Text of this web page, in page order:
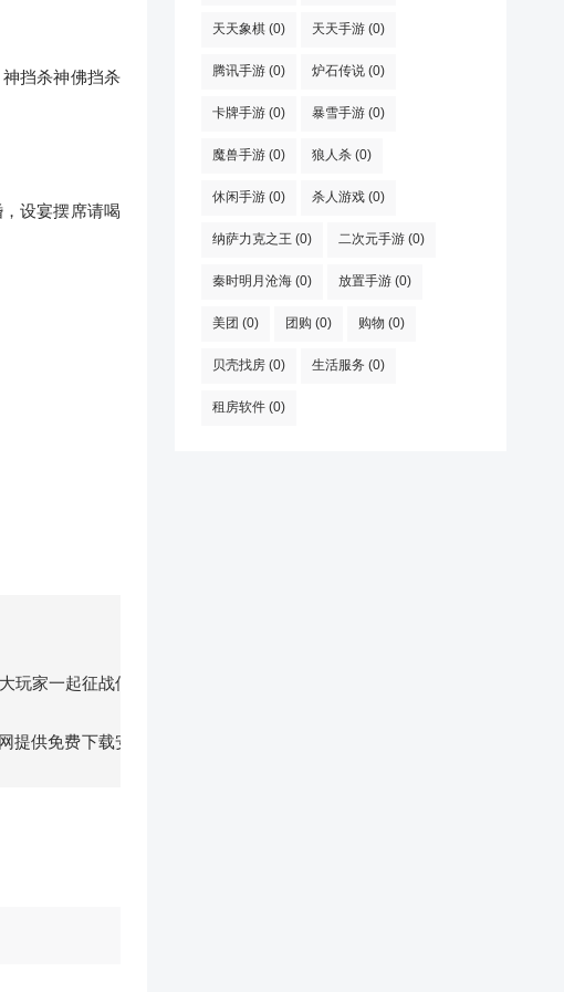
挡杀神佛挡杀
设宴摆席请喝
玩家一起征战仙
提供免费下载安
天天象棋 (0) 天天手游 (0)
腾讯手游 (0) 炉石传说 (0)
卡牌手游 (0) 暴雪手游 (0)
魔兽手游 (0) 狼人杀 (0)
休闲手游 (0) 杀人游戏 (0)
纳萨力克之王 (0) 二次元手游 (0)
秦时明月沧海 (0) 放置手游 (0)
美团 (0) 团购 (0) 购物 (0)
贝壳找房 (0) 生活服务 (0)
租房软件 (0)